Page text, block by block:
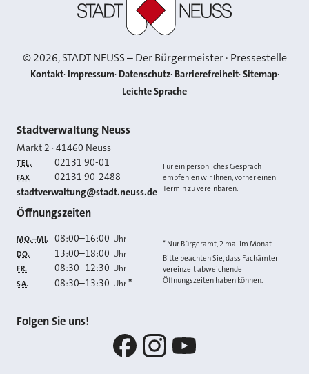
©2026, STADT NEUSS – Der Bürgermeister · Pressestelle
Kontakt Impressum Datenschutz Barrierefreiheit Sitemap
Leichte Sprache
Kontakt
Stadtverwaltung Neuss
Markt 2 ·41460 Neuss
TEL. 02131 90-01
FAX 02131 90-2488
E-MAIL
stadtverwaltung@stadt.neuss.de
Für ein persönliches Gespräch
empfehlen wir Ihnen, vorher einen
Termin zu vereinbaren.
Öffnungszeiten
MO.–MI. 08:00–16:00 Uhr
DO. 13:00–18:00 Uhr
FR. 08:30–12:30 Uhr
SA. 08:30–13:30 Uhr *
* Nur Bürgeramt, 2 mal im Monat
Bitte beachten Sie, dass Fachämter
vereinzelt abweichende
Öffnungszeiten haben können.
Folgen Sie uns!